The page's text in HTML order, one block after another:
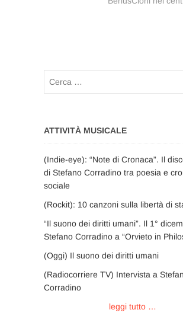
ATTIVITÀ MUSICALE
(Indie-eye): “Note di Cronaca”. Il
di Stefano Corradino tra poesia e
sociale
(Rockit): 10 canzoni sulla libertà di
“Il suono dei diritti umani”. Il 1°
Stefano Corradino a “Orvieto in
(Oggi) Il suono dei diritti umani
(Radiocorriere TV) Intervista a
Corradino
leggi tutto …